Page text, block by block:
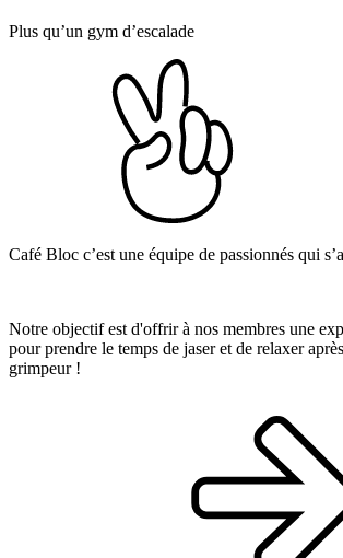
Plus qu’un gym d’escalade
Café Bloc c’est une équipe de passionnés qui
Notre objectif est d'offrir à nos membres une
pour prendre le temps de jaser et de relaxer
grimpeur !